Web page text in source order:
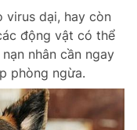
virus dại, hay còn
động vật có thể
nhân cần ngay
phòng ngừa.